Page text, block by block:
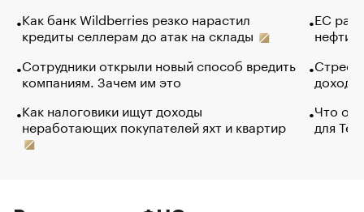
Как банк Wildberries резко нарастил
кредиты селлерам до атак на склады
Сотрудники открыли новый способ вредить
компаниям. Зачем им это
Как налоговики ищут доходы
неработающих покупателей яхт и квартир
ЕС
нефти
Что
для